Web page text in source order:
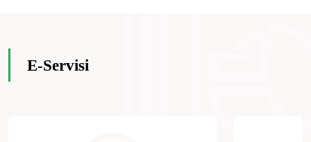
E-Servisi